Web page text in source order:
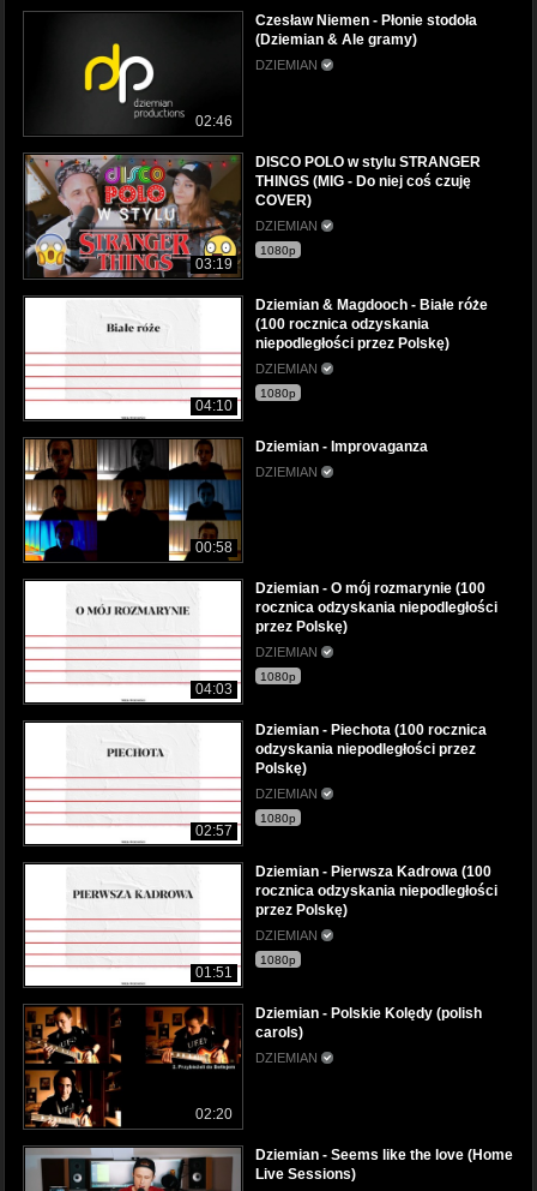
02:46
Czesław Niemen - Płonie stodoła
(Dziemian & Ale gramy)
DZIEMIAN
03:19
DISCO POLO w stylu STRANGER
THINGS (MIG - Do niej coś czuję
COVER)
DZIEMIAN
1080p
04:10
Dziemian & Magdooch - Białe róże
(100 rocznica odzyskania
niepodległości przez Polskę)
DZIEMIAN
1080p
00:58
Dziemian - Improvaganza
DZIEMIAN
04:03
Dziemian - O mój rozmarynie (100
rocznica odzyskania niepodległości
przez Polskę)
DZIEMIAN
1080p
02:57
Dziemian - Piechota (100 rocznica
odzyskania niepodległości przez
Polskę)
DZIEMIAN
1080p
01:51
Dziemian - Pierwsza Kadrowa (100
rocznica odzyskania niepodległości
przez Polskę)
DZIEMIAN
1080p
02:20
Dziemian - Polskie Kolędy (polish
carols)
DZIEMIAN
Dziemian - Seems like the love (Home
Live Sessions)